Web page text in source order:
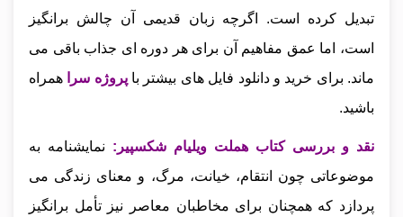
تبدیل کرده است. اگرچه زبان قدیمی آن چالش‌ برانگیز
است، اما عمق مفاهیم آن برای هر دوره‌ ای جذاب باقی می‌
ماند. برای خرید و دانلود فایل های بیشتر باپروژه سرا
همراه
باشید.
نقد و بررسی کتاب هملت ویلیام شکسپیر : نمایشنامه به
موضوعاتی چون انتقام، خیانت، مرگ، و معنای زندگی می‌
پردازد که همچنان برای مخاطبان معاصر نیز تأمل‌ برانگیز